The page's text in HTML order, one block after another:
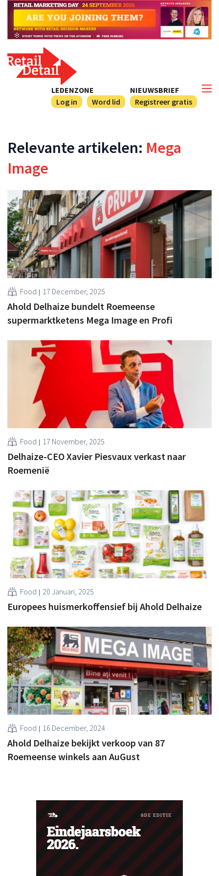
NIEUWSBRIEF
Registreer gratis
LEDENZONE
Log in
Word lid
Relevante artikelen: Mega
Image
Food 17 December, 2025
Ahold Delhaize bundelt Roemeense
supermarktketens Mega Image en Profi
Food 17 November, 2025
Delhaize-CEO Xavier Piesvaux verkast naar
Roemenië
Food 20 Januari, 2025
Europees huismerkoffensief bij Ahold Delhaize
Food 16 December, 2024
Ahold Delhaize bekijkt verkoop van 87
Roemeense winkels aan AuGust